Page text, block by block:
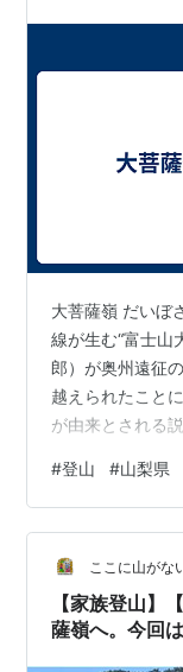
大菩薩嶺 だいぼ
線が生む“富士山
郎）が奥州遠征
越えられたこと
が由来とされる
八ヶ岳・奥秩父
山梨県甲州市・
#登山 #山梨県
ここに山がな
【家族登山】
薩嶺へ。今回